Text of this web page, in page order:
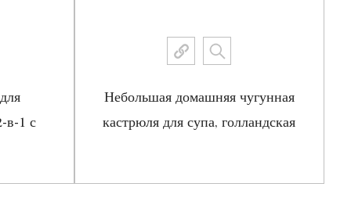
в-1 с
Небольшая домашняя чугунная
кастрюля для супа, голландская